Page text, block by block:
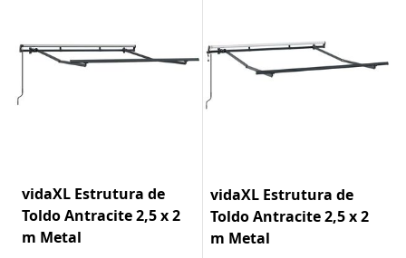
vidaXL Estrutura de
Toldo Antracite 2,5 x 2
m Metal
vidaXL Estrutura de
Toldo Antracite 2,5 x 2
m Metal